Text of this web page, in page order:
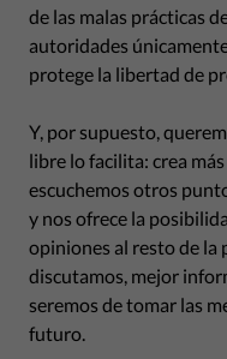
de las malas prácticas
autoridades
protege la libertad de
Y, por supuesto,
libre lo facilita: crea
escuchemos otros
y nos ofrece la
opiniones al resto de la
discutamos, mejor
seremos de tomar las
futuro.